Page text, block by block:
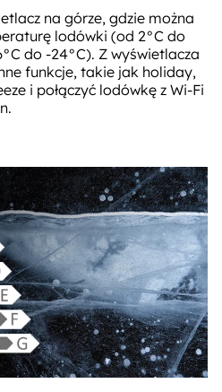
na górze, gdzie można
lodówki (od 2°C do
do -24°C). Z wyświetlacza
funkcje, takie jak holiday,
i połączyć lodówkę z Wi-Fi